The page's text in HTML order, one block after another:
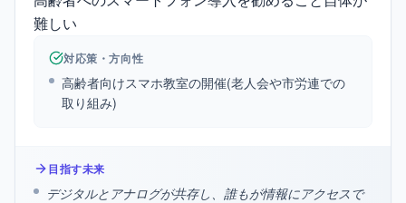
難しい
対応策・方向性
高齢者向けスマホ教室の開催(老人会や市労連での
取り組み)
目指す未来
デジタルとアナログが共存し、誰もが情報にアクセスで